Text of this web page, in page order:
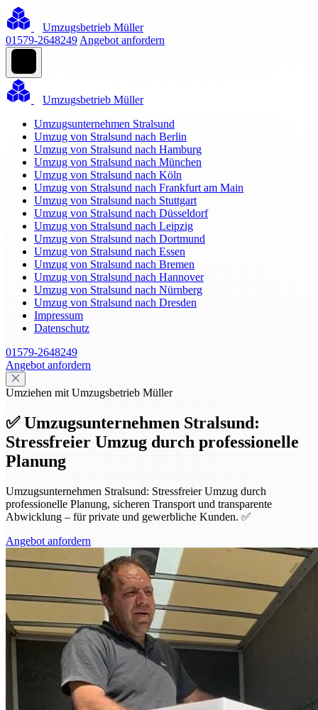
Umzugsbetrieb Müller
01579-2648249 Angebot anfordern
Umzugsbetrieb Müller
Umzugsunternehmen Stralsund
Umzug von Stralsund nach Berlin
Umzug von Stralsund nach Hamburg
Umzug von Stralsund nach München
Umzug von Stralsund nach Köln
Umzug von Stralsund nach Frankfurt am Main
Umzug von Stralsund nach Stuttgart
Umzug von Stralsund nach Düsseldorf
Umzug von Stralsund nach Leipzig
Umzug von Stralsund nach Dortmund
Umzug von Stralsund nach Essen
Umzug von Stralsund nach Bremen
Umzug von Stralsund nach Hannover
Umzug von Stralsund nach Nürnberg
Umzug von Stralsund nach Dresden
Impressum
Datenschutz
01579-2648249
Angebot anfordern
Umziehen mit Umzugsbetrieb Müller
✅ Umzugsunternehmen Stralsund:
Stressfreier Umzug durch professionelle
Planung
Umzugsunternehmen Stralsund: Stressfreier Umzug durch
professionelle Planung, sicheren Transport und transparente
Abwicklung – für private und gewerbliche Kunden. ✅
Angebot anfordern